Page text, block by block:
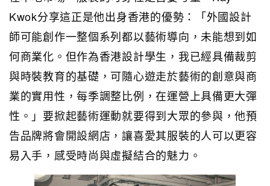
Kwok分享這正是他出身香港的優勢：「外國設計
師可能創作一整個系列都以藝術導向，未能想到如
何商業化。但作為香港設計學生，我已經具備裁剪
與時裝教育的基礎，可隨心遊走於藝術的創意與商
業的實用性，每季調整比例，在運營上具備更大彈
性。」要掀起藝術運動就要得到大眾的參與，他預
告品牌將會開設網店，讓喜愛其服裝的人可以更容
易入手，感受時尚與虛擬結合的魅力。